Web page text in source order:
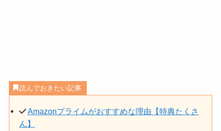
読んでおきたい記事
Amazonプライムがおすすめな理由【特典たくさ
ん】